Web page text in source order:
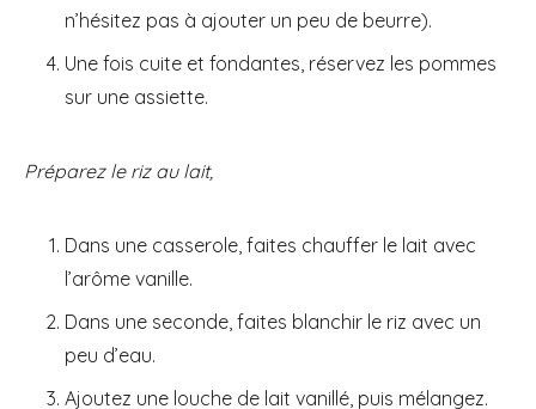
n’hésitez pas à ajouter un peu de beurre).
Une fois cuite et fondantes, réservez les pommes
sur une assiette.
Préparez le riz au lait,
Dans une casserole, faites chauffer le lait avec
l’arôme vanille.
Dans une seconde, faites blanchir le riz avec un
peu d’eau.
Ajoutez une louche de lait vanillé, puis mélangez.